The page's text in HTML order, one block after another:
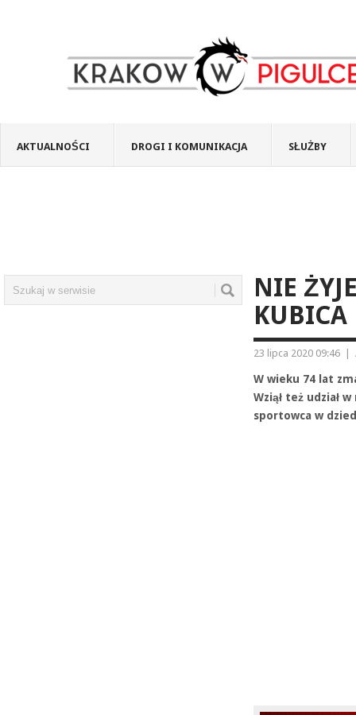
AKTUALNOŚCI DROGI I KOMUNIKACJA SŁUŻBY
NIE
KUBICA
23 lipca 2020 09:46
W wieku 74 lat
Wziął też udział
sportowca w